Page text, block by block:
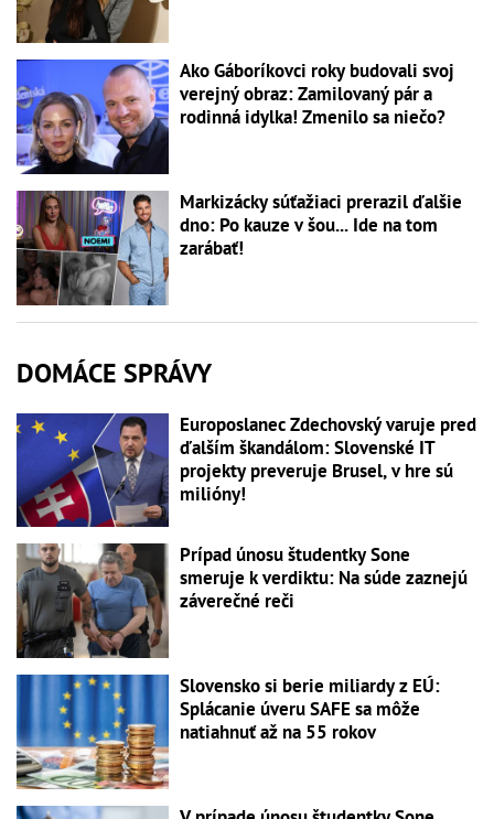
Ako Gáboríkovci roky budovali svoj
verejný obraz: Zamilovaný pár a
rodinná idylka! Zmenilo sa niečo?
Markizácky súťažiaci prerazil ďalšie
dno: Po kauze v šou... Ide na tom
zarábať!
DOMÁCE SPRÁVY
Europoslanec Zdechovský varuje pred
ďalším škandálom: Slovenské IT
projekty preveruje Brusel, v hre sú
milióny!
Prípad únosu študentky Sone
smeruje k verdiktu: Na súde zaznejú
záverečné reči
Slovensko si berie miliardy z EÚ:
Splácanie úveru SAFE sa môže
natiahnuť až na 55 rokov